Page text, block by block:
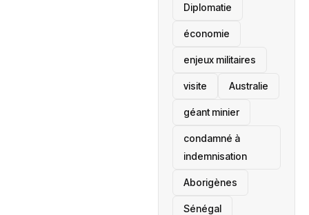
Diplomatie
économie
enjeux militaires
visite ‎Australie
géant minier
condamné à
indemnisation
Aborigènes
Sénégal